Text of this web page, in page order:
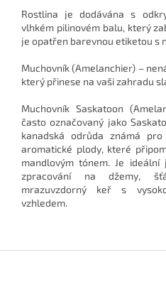
Rostlina je dodávána s
vlhkém pilinovém balu, který
je opatřen barevnou etiketou s
Muchovník (Amelanchier) –
který přinese na vaši zahradu
Muchovník Saskatoon
často označovaný jako
kanadská odrůda známá
aromatické plody, které
mandlovým tónem. Je
zpracování na džemy,
mrazuvzdorný keř s
vzhledem.